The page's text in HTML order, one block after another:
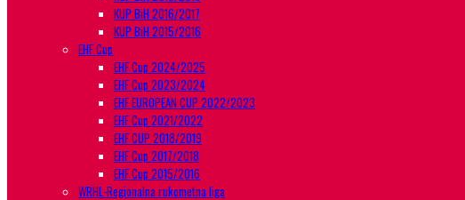
KUP BiH 2016/2017
KUP BiH 2015/2016
EHF Cup
EHF Cup 2024/2025
EHF Cup 2023/2024
EHF EUROPEAN CUP 2022/2023
EHF Cup 2021/2022
EHF CUP 2018/2019
EHF Cup 2017/2018
EHF Cup 2015/2016
WRHL-Regionalna rukometna liga